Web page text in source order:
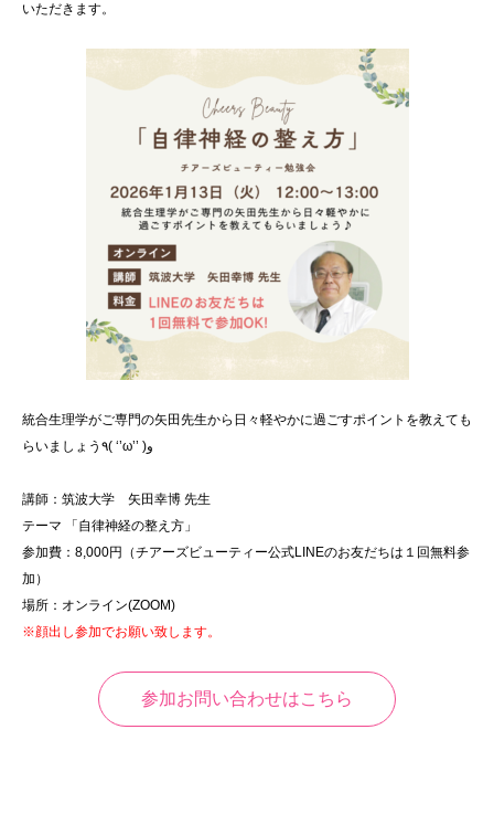
いただきます。
統合生理学がご専門の矢田先生から日々軽やかに過ごすポイントを教えても
らいましょう٩( ‘’ω’’ )و
講師：筑波大学 矢田幸博 先生
テーマ 「自律神経の整え方」
参加費：8,000円（チアーズビューティー公式LINEのお友だちは１回無料参
加）
場所：オンライン(ZOOM)
※顔出し参加でお願い致します。
参加お問い合わせはこちら